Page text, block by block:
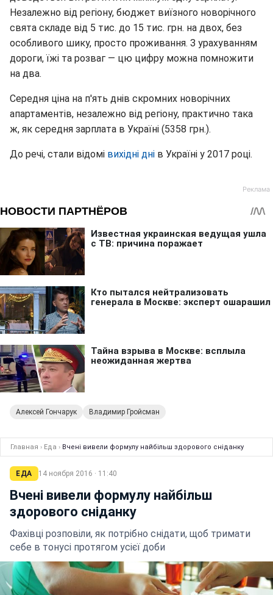
Незалежно від регіону, бюджет виїзного новорічного
свята складе від 5 тис. до 15 тис. грн. на двох, без
особливого шику, просто проживання. З урахуванням
дороги, їжі та розваг — цю цифру можна помножити
на два.
Середня ціна на п'ять днів скромних новорічних
апартаментів, незалежно від регіону, практично така
ж, як середня зарплата в Україні (5358 грн.).
До речі, стали відомі вихідні дні в Україні у 2017 році.
Алексей Гончарук Владимир Гройсман
Главная › Еда › Вчені вивели формулу найбільш здорового сніданку
ЕДА 14 ноября 2016 · 11:40
Вчені вивели формулу найбільш
здорового сніданку
Фахівці розповіли, як потрібно снідати, щоб тримати
себе в тонусі протягом усієї доби